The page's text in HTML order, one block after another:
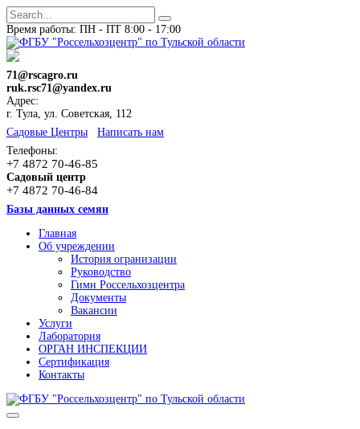
Время работы: ПН - ПТ 8:00 - 17:00
71@rscagro.ru
ruk.rsc71@yandex.ru
Адрес:
г. Тула, ул. Советская, 112
Cадовые Центры
Написать нам
Телефоны:
+7 4872 70-46-85
Садовый центр
+7 4872 70-46-84
Базы данных семян
Главная
Об учреждении
История огранизации
Руководство
Гимн Россельхозцентра
Документы
Вакансии
Услуги
Лаборатория
ОРГАН ИНСПЕКЦИИ
Сертификация
Контакты